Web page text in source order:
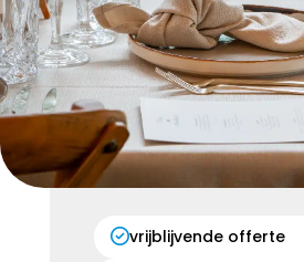
vrijblijvende offerte